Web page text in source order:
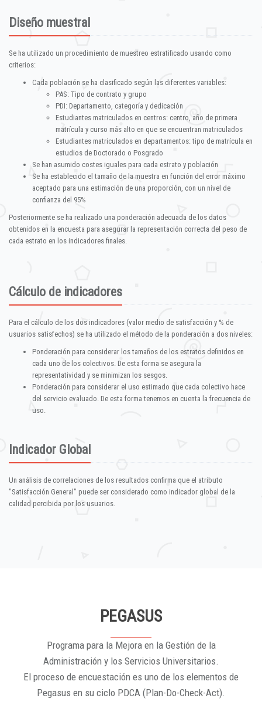
Diseño muestral
Se ha utilizado un procedimiento de muestreo estratificado usando como
criterios:
Cada población se ha clasificado según las diferentes variables:
PAS: Tipo de contrato y grupo
PDI: Departamento, categoría y dedicación
Estudiantes matriculados en centros: centro, año de primera
matrícula y curso más alto en que se encuentran matriculados
Estudiantes matriculados en departamentos: tipo de matrícula en
estudios de Doctorado o Posgrado
Se han asumido costes iguales para cada estrato y población
Se ha establecido el tamaño de la muestra en función del error máximo
aceptado para una estimación de una proporción, con un nivel de
confianza del 95%
Posteriormente se ha realizado una ponderación adecuada de los datos
obtenidos en la encuesta para asegurar la representación correcta del peso de
cada estrato en los indicadores finales.
Cálculo de indicadores
Para el cálculo de los dos indicadores (valor medio de satisfacción y % de
usuarios satisfechos) se ha utilizado el método de la ponderación a dos niveles:
Ponderación para considerar los tamaños de los estratos definidos en
cada uno de los colectivos. De esta forma se asegura la
representatividad y se minimizan los sesgos.
Ponderación para considerar el uso estimado que cada colectivo hace
del servicio evaluado. De esta forma tenemos en cuenta la frecuencia de
uso.
Indicador Global
Un análisis de correlaciones de los resultados confirma que el atributo
"Satisfacción General" puede ser considerado como indicador global de la
calidad percibida por los usuarios.
PEGASUS
Programa para la Mejora en la Gestión de la
Administración y los Servicios Universitarios.
El proceso de encuestación es uno de los elementos de
Pegasus en su ciclo PDCA (Plan-Do-Check-Act).